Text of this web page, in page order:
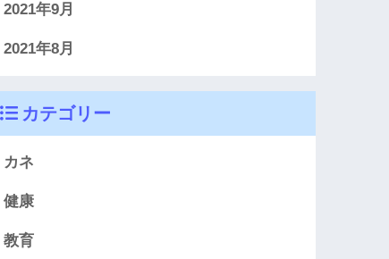
2021年9月
2021年8月
カテゴリー
カネ
健康
教育